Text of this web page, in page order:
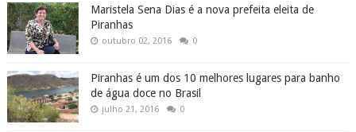
Maristela Sena Dias é a nova prefeita eleita de
Piranhas
outubro 02, 2016 0
Piranhas é um dos 10 melhores lugares para banho
de água doce no Brasil
julho 21, 2016 0